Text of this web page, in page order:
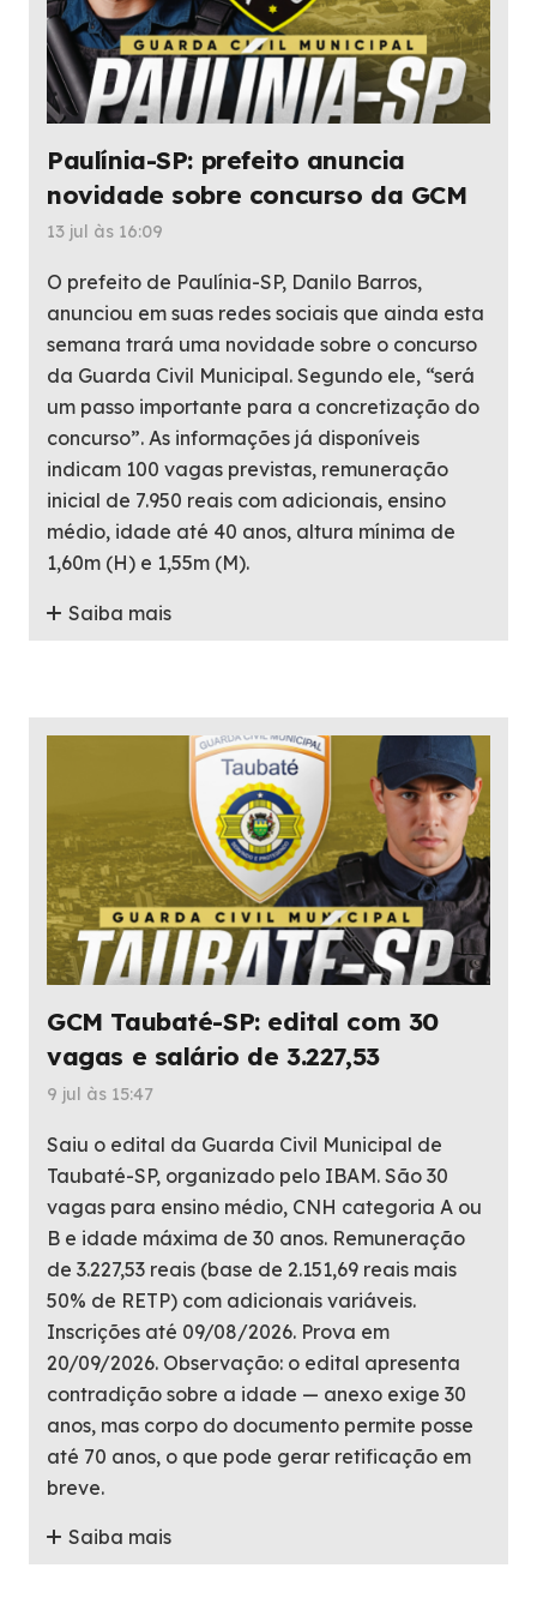
Paulínia-SP: prefeito anuncia
novidade sobre concurso da GCM
13 jul às 16:09
O prefeito de Paulínia-SP, Danilo Barros,
anunciou em suas redes sociais que ainda esta
semana trará uma novidade sobre o concurso
da Guarda Civil Municipal. Segundo ele, “será
um passo importante para a concretização do
concurso”. As informações já disponíveis
indicam 100 vagas previstas, remuneração
inicial de 7.950 reais com adicionais, ensino
médio, idade até 40 anos, altura mínima de
1,60m (H) e 1,55m (M).
Saiba mais
GCM Taubaté-SP: edital com 30
vagas e salário de 3.227,53
9 jul às 15:47
Saiu o edital da Guarda Civil Municipal de
Taubaté-SP, organizado pelo IBAM. São 30
vagas para ensino médio, CNH categoria A ou
B e idade máxima de 30 anos. Remuneração
de 3.227,53 reais (base de 2.151,69 reais mais
50% de RETP) com adicionais variáveis.
Inscrições até 09/08/2026. Prova em
20/09/2026. Observação: o edital apresenta
contradição sobre a idade — anexo exige 30
anos, mas corpo do documento permite posse
até 70 anos, o que pode gerar retificação em
breve.
Saiba mais